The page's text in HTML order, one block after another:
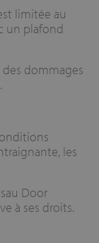
limitée au
un plafond
des dommages
les
Door
à ses droits.